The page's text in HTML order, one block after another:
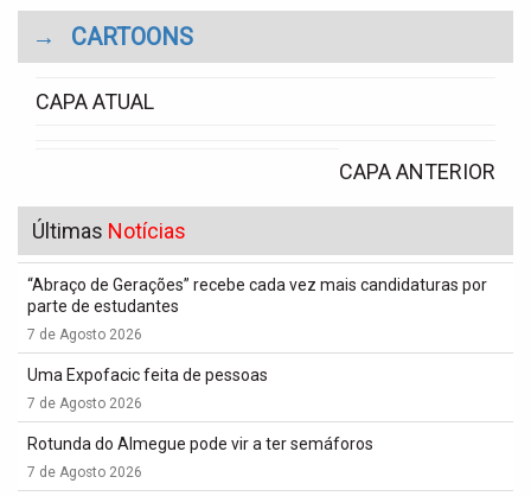
→ CARTOONS
CAPA ATUAL
CAPA ANTERIOR
Últimas Notícias
“Abraço de Gerações” recebe cada vez mais candidaturas por
parte de estudantes
7 de Agosto 2026
Uma Expofacic feita de pessoas
7 de Agosto 2026
Rotunda do Almegue pode vir a ter semáforos
7 de Agosto 2026